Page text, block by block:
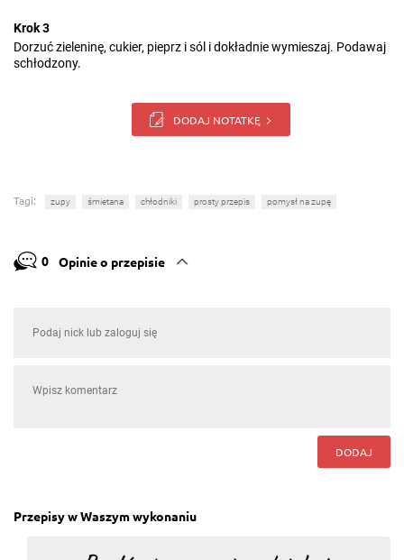
Krok 3
Dorzuć zieleninę, cukier, pieprz i sól i dokładnie wymieszaj. Podawaj
schłodzony.
DODAJ NOTATKĘ
Tagi: zupy śmietana chłodniki prosty przepis pomysł na zupę
0 Opinie o przepisie
DODAJ
Przepisy w Waszym wykonaniu